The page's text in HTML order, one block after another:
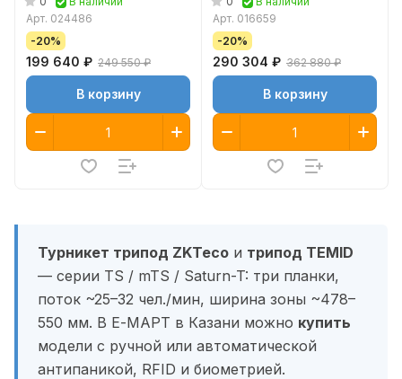
Арт. 024486
-20%
199 640 ₽ 249 550 ₽
В корзину
Арт. 016659
-20%
290 304 ₽ 362 880 ₽
В корзину
Турникет трипод ZKTeco и трипод TEMID
— серии TS / mTS / Saturn-T: три планки,
поток ~25–32 чел./мин, ширина зоны ~478–
550 мм. В Е-МАРТ в Казани можно купить
модели с ручной или автоматической
антипаникой, RFID и биометрией.